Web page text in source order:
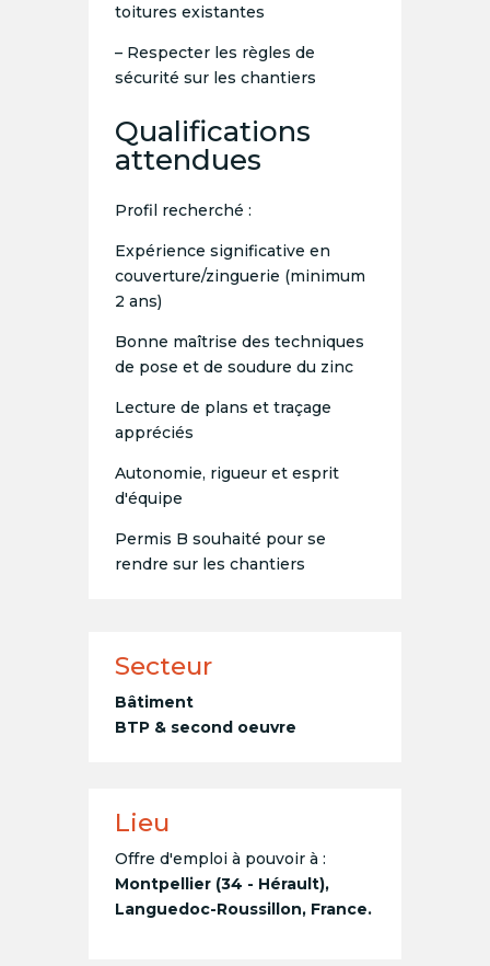
toitures existantes
– Respecter les règles de
sécurité sur les chantiers
Qualifications
attendues
Profil recherché :
Expérience significative en
couverture/zinguerie (minimum
2 ans)
Bonne maîtrise des techniques
de pose et de soudure du zinc
Lecture de plans et traçage
appréciés
Autonomie, rigueur et esprit
d'équipe
Permis B souhaité pour se
rendre sur les chantiers
Secteur
Bâtiment
BTP & second oeuvre
Lieu
Offre d'emploi à pouvoir à :
Montpellier (34 - Hérault),
Languedoc-Roussillon, France.